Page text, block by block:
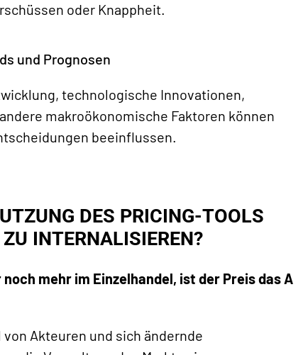
oder Knappheit.
und Prognosen
technologische Innovationen,
makroökonomische Faktoren können
beeinflussen.
DES PRICING-TOOLS
INTERNALISIEREN?
mehr im Einzelhandel, ist der Preis das A
Akteuren und sich ändernde